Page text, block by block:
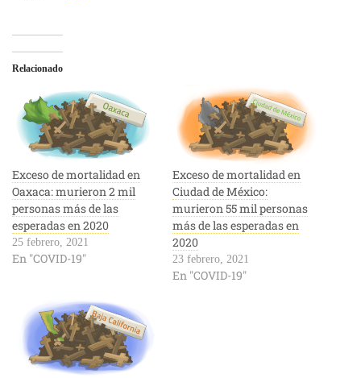
Relacionado
Exceso de mortalidad en
Oaxaca: murieron 2 mil
personas más de las
esperadas en 2020
25 febrero, 2021
En "COVID-19"
Exceso de mortalidad en
Ciudad de México:
murieron 55 mil personas
más de las esperadas en
2020
23 febrero, 2021
En "COVID-19"